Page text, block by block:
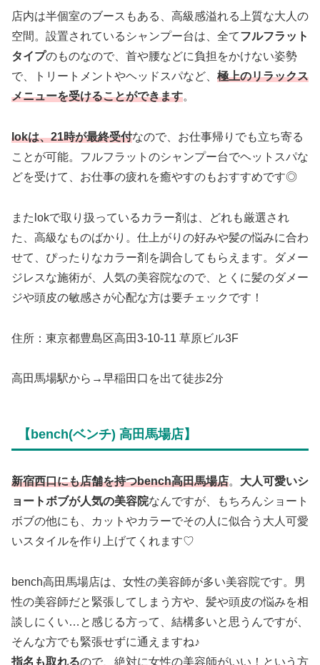
店内は半個室のブースもある、高級感溢れる上質な大人の
空間。設置されているシャンプー台は、全てフルフラット
タイプのものなので、首や腰などに負担をかけない姿勢
で、トリートメントやヘッドスパなど、 極上のリラックス
メニューを受けることができます。
lokは、21時が最終受付なので、お仕事帰りでも立ち寄る
ことが可能。フルフラットのシャンプー台でヘットスパな
どを受けて、お仕事の疲れを癒やすのもおすすめです◎
またlokで取り扱っているカラー剤は、どれも厳選され
た、高級なものばかり。仕上がりの好みや髪の悩みに合わ
せて、ぴったりなカラー剤を調合してもらえます。ダメー
ジレスな施術が、人気の美容院なので、とくに髪のダメー
ジや頭皮の敏感さが心配な方は要チェックです！
住所：東京都豊島区高田3-10-11 草原ビル3F
高田馬場駅から→早稲田口を出て徒歩2分
【bench(ベンチ) 高田馬場店】
新宿西口にも店舗を持つbench高田馬場店。 大人可愛いシ
ョートボブが人気の美容院なんですが、もちろんショート
ボブの他にも、カットやカラーでその人に似合う大人可愛
いスタイルを作り上げてくれます♡
bench高田馬場店は、女性の美容師が多い美容院です。男
性の美容師だと緊張してしまう方や、髪や頭皮の悩みを相
談しにくい…と感じる方って、結構多いと思うんですが、
そんな方でも緊張せずに通えますね♪
指名も取れるので、絶対に女性の美容師がいい！という方